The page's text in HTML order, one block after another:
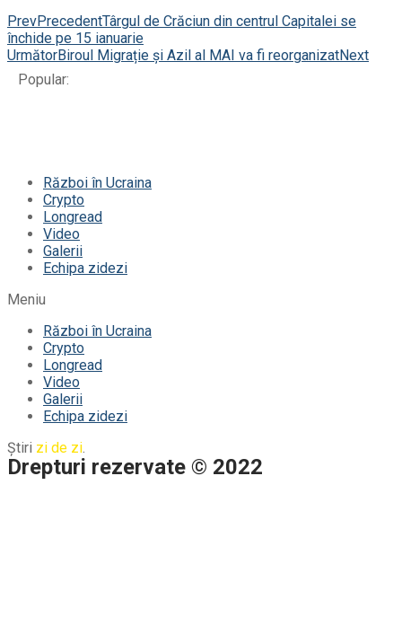
PrevPrecedentTârgul de Crăciun din centrul Capitalei se
închide pe 15 ianuarie
UrmătorBiroul Migrație și Azil al MAI va fi reorganizatNext
Popular:
Război în Ucraina
Crypto
Longread
Video
Galerii
Echipa zidezi
Meniu
Război în Ucraina
Crypto
Longread
Video
Galerii
Echipa zidezi
Știri zi de zi.
Drepturi rezervate © 2022